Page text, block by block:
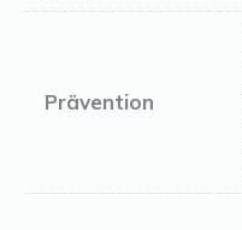
Prävention